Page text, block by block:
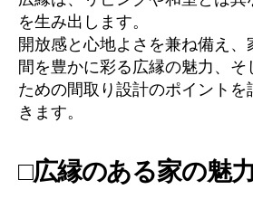
を生み出します。
開放感と心地よさを兼ね備え
間を豊かに彩る広縁の魅力、そ
ための間取り設計のポイントを
きます。
□広縁のある家の魅